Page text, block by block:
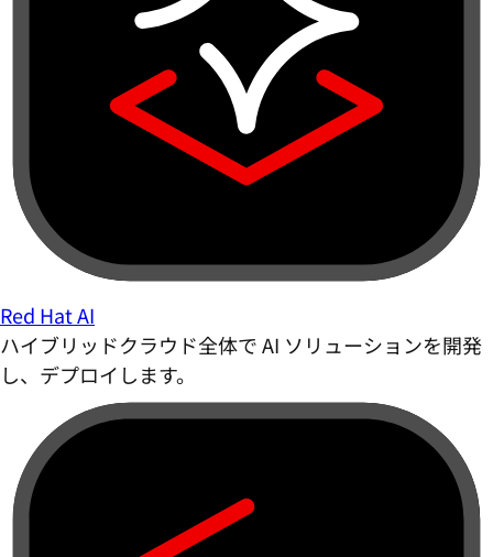
Red Hat AI
ハイブリッドクラウド全体で AI ソリューションを開発
し、デプロイします。